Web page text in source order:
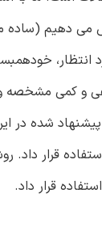
می دهیم
انتظار،
کمی مشخصه
شده در
قرار
قرار داد.